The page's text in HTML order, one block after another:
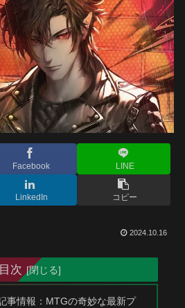
Facebook LINE
LinkedIn コピー
2024.10.16
目次
事情報：MTGの奇妙な最新プ